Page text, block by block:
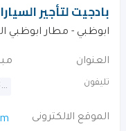
بادجيت لتأجير
ابوظبي - مطار ابوظبي
العنوان
تليفون 025998969
الموقع الالكترونى